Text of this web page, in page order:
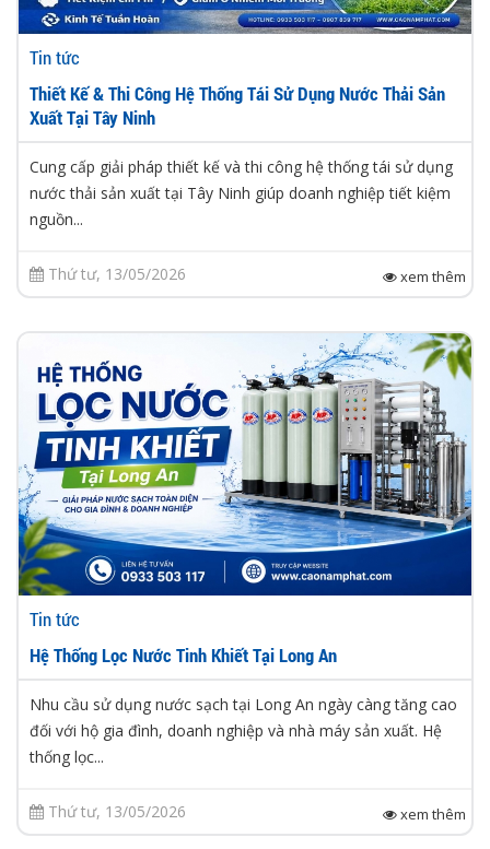
Tin tức
Thiết Kế & Thi Công Hệ Thống Tái Sử Dụng Nước Thải Sản
Xuất Tại Tây Ninh
Cung cấp giải pháp thiết kế và thi công hệ thống tái sử dụng
nước thải sản xuất tại Tây Ninh giúp doanh nghiệp tiết kiệm
nguồn...
Thứ tư, 13/05/2026 xem thêm
Tin tức
Hệ Thống Lọc Nước Tinh Khiết Tại Long An
Nhu cầu sử dụng nước sạch tại Long An ngày càng tăng cao
đối với hộ gia đình, doanh nghiệp và nhà máy sản xuất. Hệ
thống lọc...
Thứ tư, 13/05/2026 xem thêm